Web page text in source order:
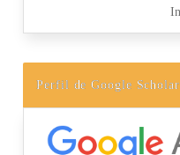
Perfil de Google Scholar